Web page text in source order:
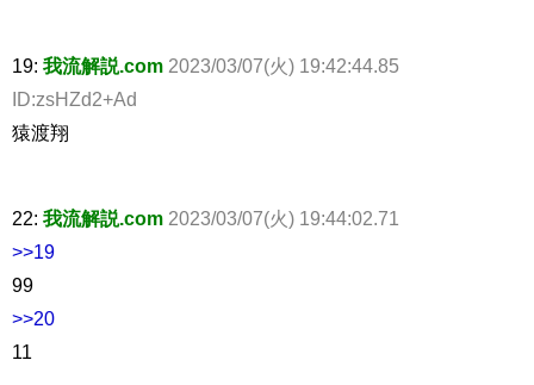
19: 我流解説.com 2023/03/07(火) 19:42:44.85
ID:zsHZd2+Ad
猿渡翔
22: 我流解説.com 2023/03/07(火) 19:44:02.71
>>19
99
>>20
11